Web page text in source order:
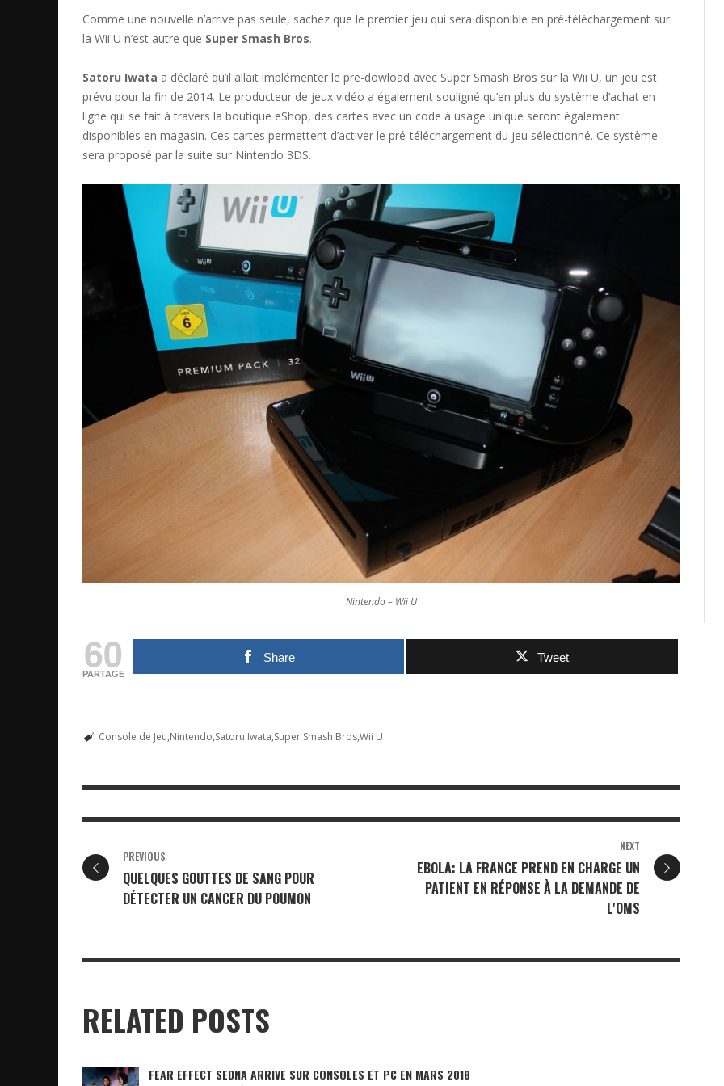
Comme une nouvelle n’arrive pas seule, sachez que le premier jeu qui sera disponible en pré-téléchargement sur
la Wii U n’est autre que Super Smash Bros.
Satoru Iwata a déclaré qu’il allait implémenter le pre-dowload avec Super Smash Bros sur la Wii U, un jeu est
prévu pour la fin de 2014. Le producteur de jeux vidéo a également souligné qu’en plus du système d’achat en
ligne qui se fait à travers la boutique eShop, des cartes avec un code à usage unique seront également
disponibles en magasin. Ces cartes permettent d’activer le pré-téléchargement du jeu sélectionné. Ce système
sera proposé par la suite sur Nintendo 3DS.
Nintendo – Wii U
60
PARTAGE
Share Tweet
Console de Jeu Nintendo Satoru Iwata Super Smash BrosWii U
PREVIOUS
QUELQUES GOUTTES DE SANG POUR
DÉTECTER UN CANCER DU POUMON
NEXT
EBOLA: LA FRANCE PREND EN CHARGE UN
PATIENT EN RÉPONSE À LA DEMANDE DE
L'OMS
RELATED POSTS
FEAR EFFECT SEDNA ARRIVE SUR CONSOLES ET PC EN MARS 2018